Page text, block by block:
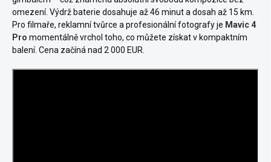
omezení. Výdrž baterie dosahuje až 46 minut a dosah až 15 km.
Pro filmaře, reklamní tvůrce a profesionální fotografy je Mavic 4
Pro momentálně vrchol toho, co můžete získat v kompaktním
balení. Cena začíná nad 2 000 EUR.